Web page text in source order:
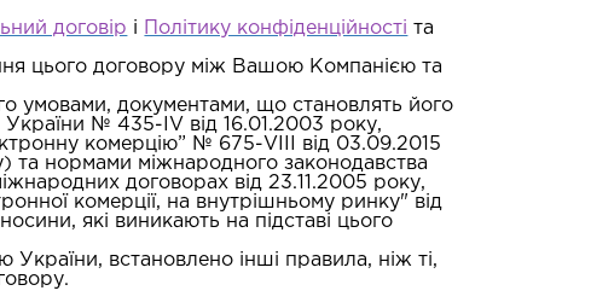
договір і Політику конфіденційності та
цього договору між Вашою Компанією та
умовами, документами, що становлять його
України № 435-IV від 16.01.2003 року,
комерцію” № 675-VIII від 03.09.2015
та нормами міжнародного законодавства
договорах від 23.11.2005 року,
комерції, на внутрішньому ринку" від
які виникають на підставі цього
встановлено інші правила, ніж ті,